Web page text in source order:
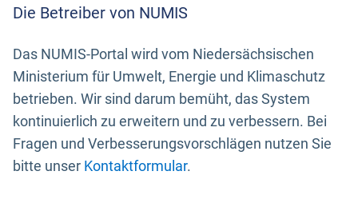
Die Betreiber von NUMIS
Das NUMIS-Portal wird vom Niedersächsischen
Ministerium für Umwelt, Energie und Klimaschutz
betrieben. Wir sind darum bemüht, das System
kontinuierlich zu erweitern und zu verbessern. Bei
Fragen und Verbesserungsvorschlägen nutzen Sie
bitte unser Kontaktformular.